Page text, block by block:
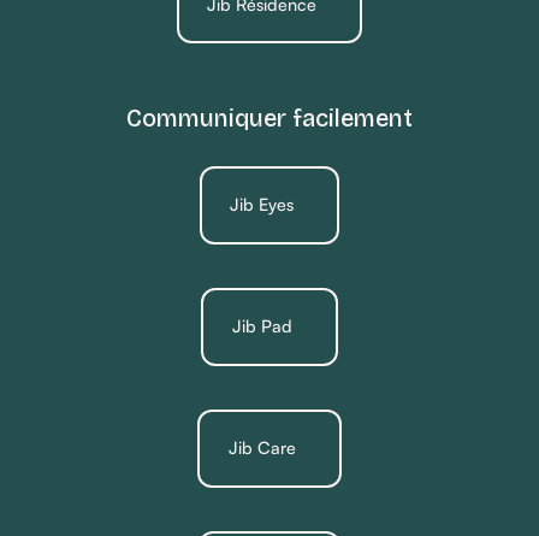
Communiquer facilement
Jib Eyes
Jib Pad
Jib Care